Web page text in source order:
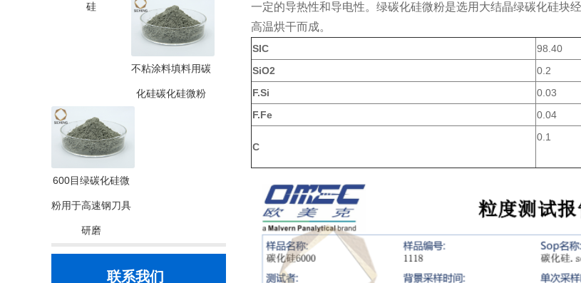
硅
不粘涂料填料用碳
化硅碳化硅微粉
600目绿碳化硅微
粉用于高速钢刀具
研磨
联系我们
一定的导热性和导电性。绿碳化硅微粉是选用大结晶绿碳化硅块
高温烘干而成。
SIC
98.40
SiO2
0.2
F.Si
0.03
F.Fe
0.04
C
0.1